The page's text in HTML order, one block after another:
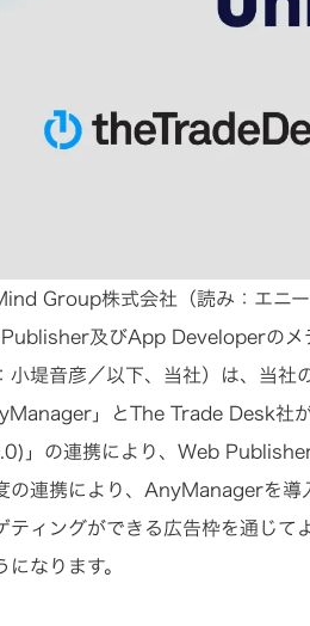
Group株式会社（読み：エニー
及びApp Developerのメ
小堤音彦／以下、当社）は、当社
」とThe Trade Desk社
」の連携により、Web
の連携により、AnyManagerを
ティングができる広告枠を通じ
になります。